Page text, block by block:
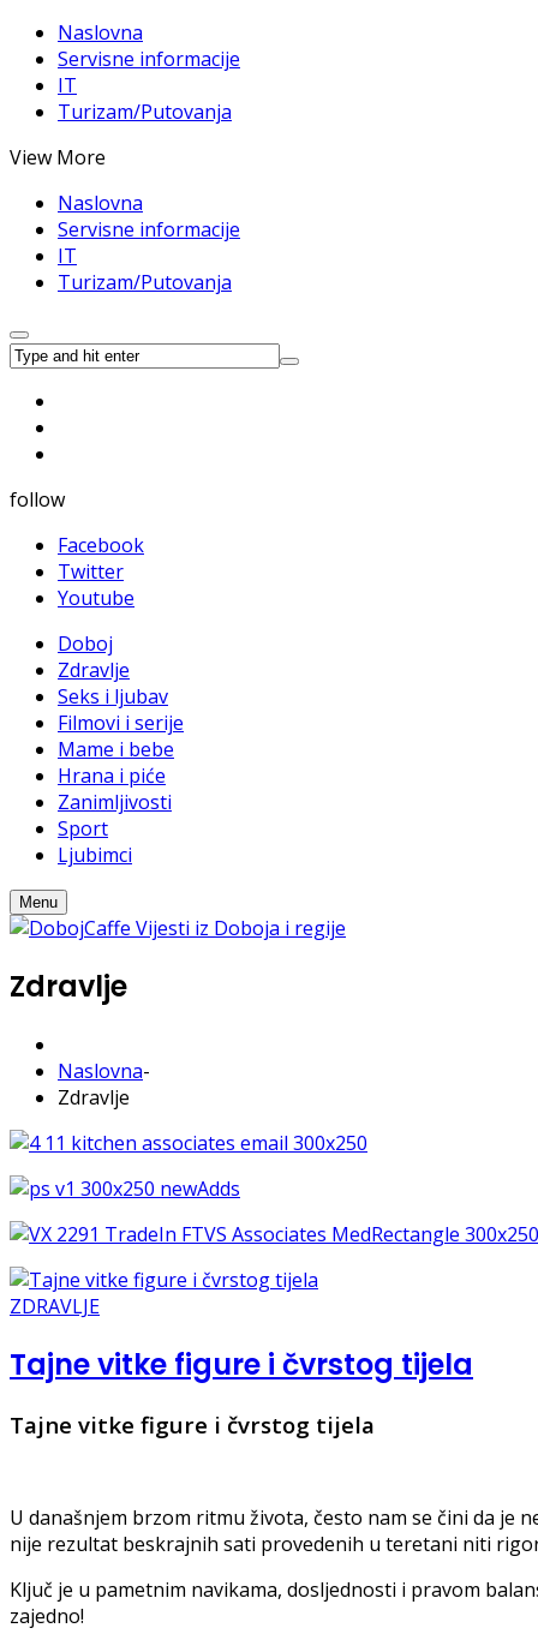
Naslovna
Servisne informacije
IT
Turizam/Putovanja
View More
Naslovna
Servisne informacije
IT
Turizam/Putovanja
follow
Facebook
Twitter
Youtube
Doboj
Zdravlje
Seks i ljubav
Filmovi i serije
Mame i bebe
Hrana i piće
Zanimljivosti
Sport
Ljubimci
Menu
Zdravlje
Naslovna-
Zdravlje
ZDRAVLJE
Tajne vitke figure i čvrstog tijela
Tajne vitke figure i čvrstog tijela
U današnjem brzom ritmu života, često nam se čini da je
nije rezultat beskrajnih sati provedenih u teretani niti
Ključ je u pametnim navikama, dosljednosti i pravom
zajedno!